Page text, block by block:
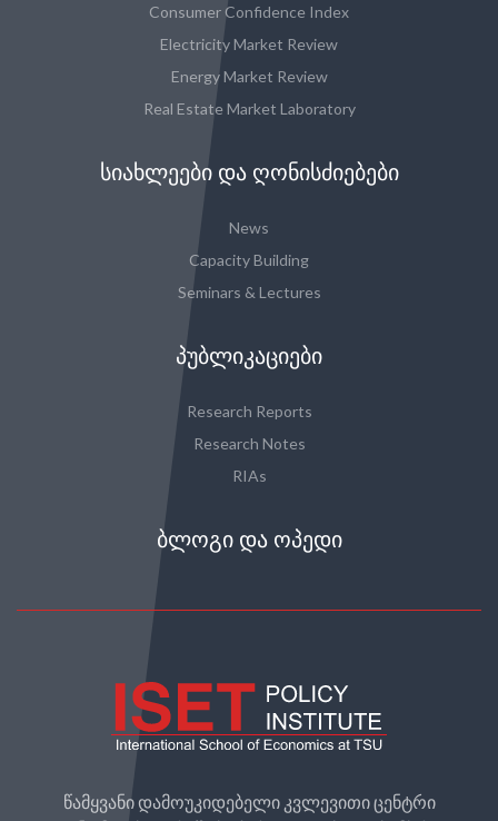
Consumer Confidence Index
Electricity Market Review
Energy Market Review
Real Estate Market Laboratory
ᲡᲘᲐᲮᲚᲔᲔᲑᲘ ᲓᲐ ᲦᲝᲜᲘᲡᲫᲘᲔᲑᲔᲑᲘ
News
Capacity Building
Seminars & Lectures
ᲞᲣᲑᲚᲘᲙᲐᲪᲘᲔᲑᲘ
Research Reports
Research Notes
RIAs
ᲑᲚᲝᲒᲘ ᲓᲐ ᲝᲞᲔᲓᲘ
წამყვანი დამოუკიდებელი კვლევითი ცენტრი